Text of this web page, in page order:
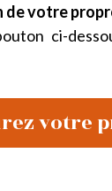
de votre
ci-
votre